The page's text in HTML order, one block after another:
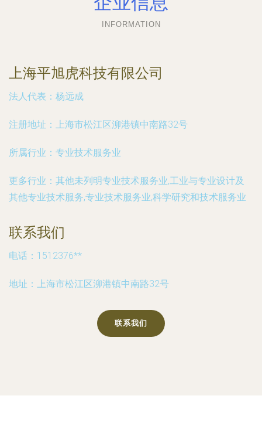
INFORMATION
上海平旭虎科技有限公司
法人代表： 杨远成
注册地址： 上海市松江区泖港镇中南路32号
所属行业： 专业技术服务业
更多行业： 其他未列明专业技术服务业,工业与专业设计及
其他专业技术服务,专业技术服务业,科学研究和技术服务业
联系我们
电话：1512376**
地址：上海市松江区泖港镇中南路32号
联系我们